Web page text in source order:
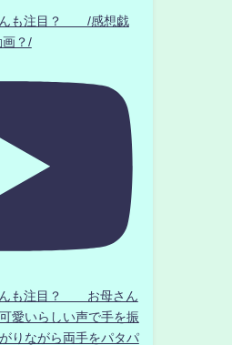
んも注目？ /感想戯
画？/
んも注目？ お母さん
愛いらしい声で手を振
りながら両手をパタパ